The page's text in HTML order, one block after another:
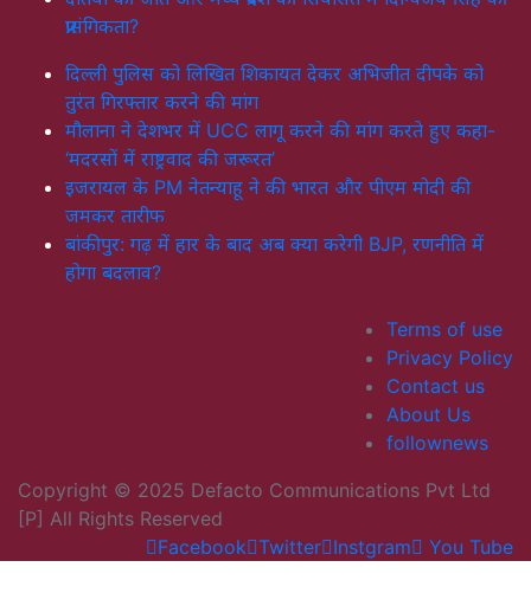
प्रासंगिकता?
दिल्ली पुलिस को लिखित शिकायत देकर अभिजीत दीपके को
तुरंत गिरफ्तार करने की मांग
मौलाना ने देशभर में UCC लागू करने की मांग करते हुए कहा-
‘मदरसों में राष्ट्रवाद की जरूरत’
इजरायल के PM नेतन्याहू ने की भारत और पीएम मोदी की
जमकर तारीफ
बांकीपुर: गढ़ में हार के बाद अब क्या करेगी BJP, रणनीति में
होगा बदलाव?
Terms of use
Privacy Policy
Contact us
About Us
follownews
Copyright © 2025 Defacto Communications Pvt Ltd
[P] All Rights Reserved
Facebook Twitter Instgram You Tube